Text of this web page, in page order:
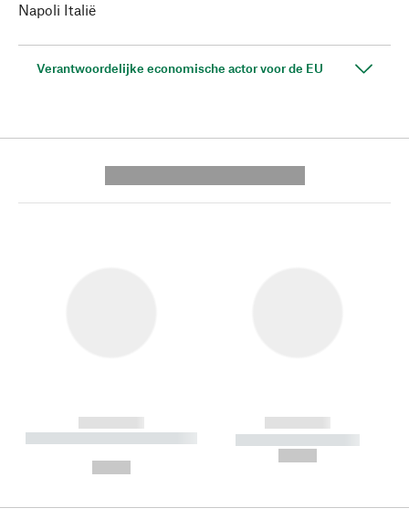
Napoli Italië
Verantwoordelijke economische actor voor de EU
------------
----------- ----------- --------
------------
----------- -----------